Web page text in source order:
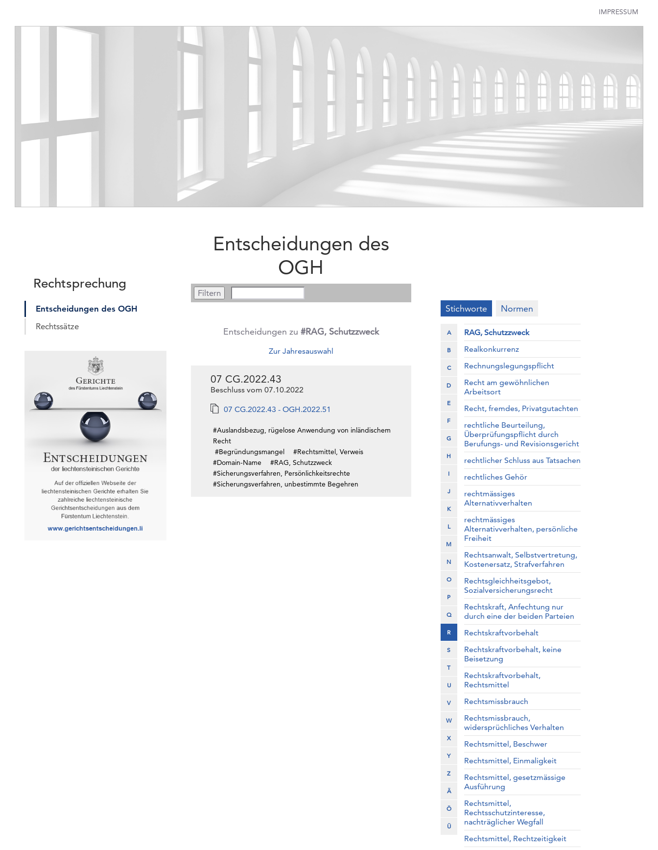
IMPRESSUM
Rechtsprechung
Entscheidungen des OGH
Rechtssätze
Entscheidungen des
OGH
Entscheidungen zu #RAG, Schutzzweck
Zur Jahresauswahl
07 CG.2022.43
Beschluss vom 07.10.2022
07 CG.2022.43 - OGH.2022.51
#Auslandsbezug, rügelose Anwendung von inländischem
Recht
#Begründungsmangel
#Rechtsmittel, Verweis
#Domain-Name
#RAG, Schutzzweck
#Sicherungsverfahren, Persönlichkeitsrechte
#Sicherungsverfahren, unbestimmte Begehren
Stichworte Normen
A
B
C
D
E
F
G
H
I
J
K
L
M
N
O
P
Q
R
S
T
U
V
W
X
Y
Z
Ä
Ö
Ü
RAG, Schutzzweck
Realkonkurrenz
Rechnungslegungspflicht
Recht am gewöhnlichen
Arbeitsort
Recht, fremdes, Privatgutachten
rechtliche Beurteilung,
Überprüfungspflicht durch
Berufungs- und Revisionsgericht
rechtlicher Schluss aus Tatsachen
rechtliches Gehör
rechtmässiges
Alternativverhalten
rechtmässiges
Alternativverhalten, persönliche
Freiheit
Rechtsanwalt, Selbstvertretung,
Kostenersatz, Strafverfahren
Rechtsgleichheitsgebot,
Sozialversicherungsrecht
Rechtskraft, Anfechtung nur
durch eine der beiden Parteien
Rechtskraftvorbehalt
Rechtskraftvorbehalt, keine
Beisetzung
Rechtskraftvorbehalt,
Rechtsmittel
Rechtsmissbrauch
Rechtsmissbrauch,
widersprüchliches Verhalten
Rechtsmittel, Beschwer
Rechtsmittel, Einmaligkeit
Rechtsmittel, gesetzmässige
Ausführung
Rechtsmittel,
Rechtsschutzinteresse,
nachträglicher Wegfall
Rechtsmittel, Rechtzeitigkeit